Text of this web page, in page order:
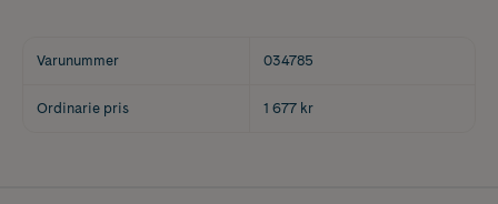
Varunummer 034785
Ordinarie pris 1 677 kr